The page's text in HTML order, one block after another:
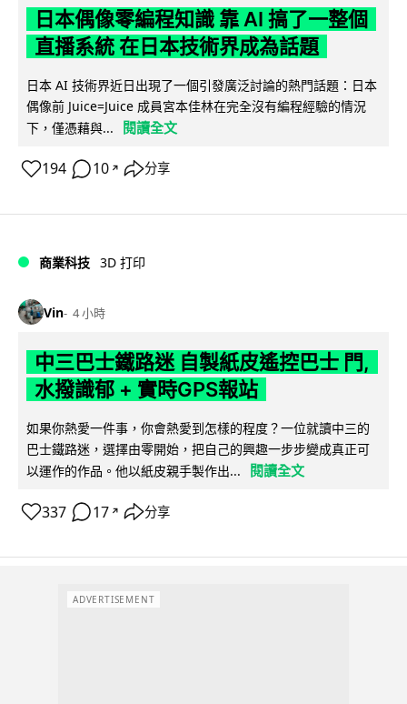
日本偶像零編程知識 靠 AI 搞了一整個
直播系統 在日本技術界成為話題
日本 AI 技術界近日出現了一個引發廣泛討論的熱門話題：日本
偶像前 Juice=Juice 成員宮本佳林在完全沒有編程經驗的情況
下，僅憑藉與...
閱讀全文
194 10 ↗ 分享
商業科技 3D 打印
Vin 4 小時
中三巴士鐵路迷 自製紙皮遙控巴士 門,
水撥識郁 + 實時GPS報站
如果你熱愛一件事，你會熱愛到怎樣的程度？一位就讀中三的
巴士鐵路迷，選擇由零開始，把自己的興趣一步步變成真正可
以運作的作品。他以紙皮親手製作出...
閱讀全文
337 17 ↗ 分享
ADVERTISEMENT